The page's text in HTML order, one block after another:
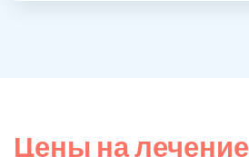
Цены на лечение